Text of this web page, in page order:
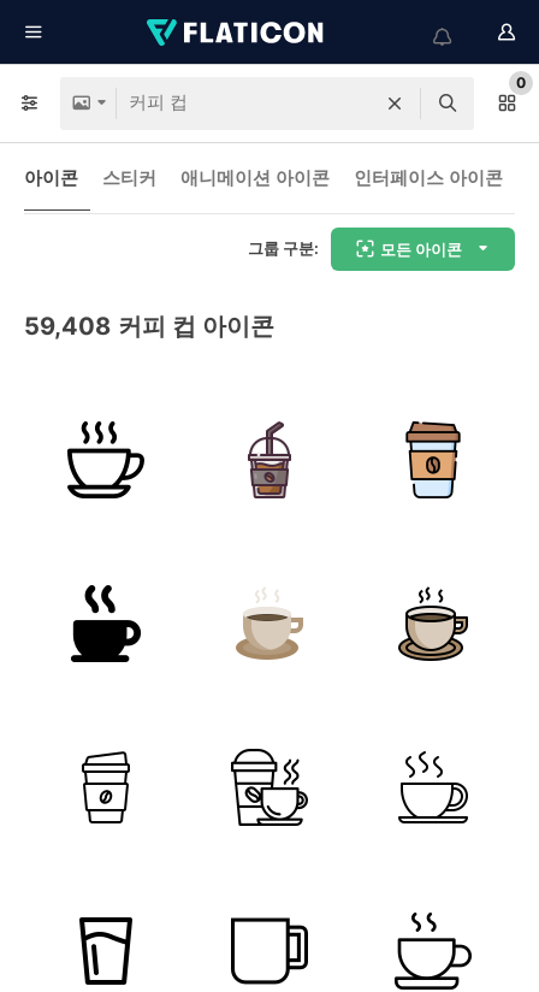
0
아이콘 스티커 애니메이션 아이콘 인터페이스 아이콘
그룹 구분: 모든 아이콘
59,408 커피 컵 아이콘